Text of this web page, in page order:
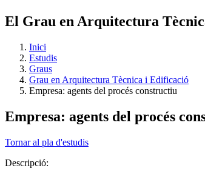
El Grau en Arquitectura
Inici
Estudis
Graus
Grau en Arquitectura Tècnica i Edificació
Empresa: agents del procés constructiu
Empresa: agents del procés
Tornar al pla d'estudis
Descripció: